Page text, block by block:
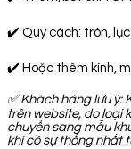
✔️ Quy cách: tròn,
✔️ Hoặc thêm kính,
✅Khách hàng lưu ý:
trên website, do loại
chuyển sang mẫu
khi có sự thống nhất